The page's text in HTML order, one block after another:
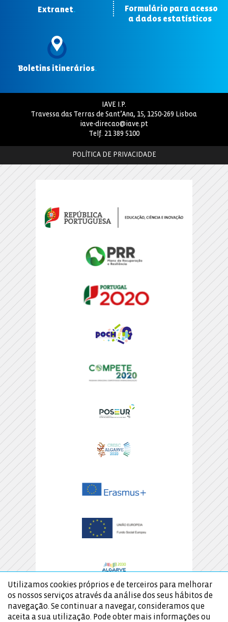
Extranet.
Formulário para acesso
a dados estatísticos
Boletins itinerários.
IAVE I.P.
Travessa das Terras de Sant’Ana, 15, 1250-269 Lisboa
iave-direcao@iave.pt
Telf. 21 389 5100
POLÍTICA DE PRIVACIDADE
Utilizamos cookies próprios e de terceiros para melhorar
os nossos serviços através da análise dos seus hábitos de
navegação. Se continuar a navegar, consideramos que
aceita a sua utilização. Pode obter mais informações ou